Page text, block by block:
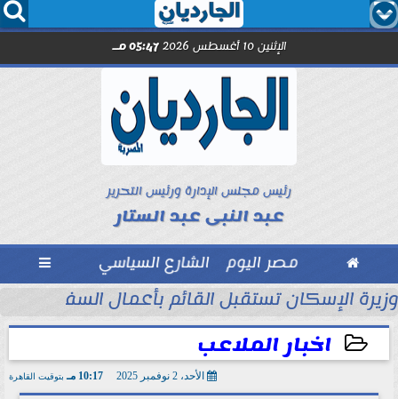
  
الإثنين 10 أغسطس 2026 05:47 مـ
رئيس مجلس الإدارة ورئيس التحرير
عبد النبى عبد الستار
 مصر اليوم الشارع السياسي 
تصنع الأمانة ما...
وزيرة الإسكان تستقبل القائم بأعمال السفير
اخبار الملاعب
الأحد، 2 نوفمبر 2025 10:17 مـ بتوقيت القاهرة